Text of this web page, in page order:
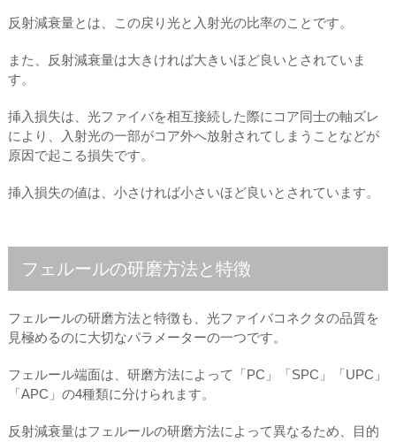
反射減衰量とは、この戻り光と入射光の比率のことです。
また、反射減衰量は大きければ大きいほど良いとされていま
す。
挿入損失は、光ファイバを相互接続した際にコア同士の軸ズレ
により、入射光の一部がコア外へ放射されてしまうことなどが
原因で起こる損失です。
挿入損失の値は、小さければ小さいほど良いとされています。
フェルールの研磨方法と特徴
フェルールの研磨方法と特徴も、光ファイバコネクタの品質を
見極めるのに大切なパラメーターの一つです。
フェルール端面は、研磨方法によって「PC」「SPC」「UPC」
「APC」の4種類に分けられます。
反射減衰量はフェルールの研磨方法によって異なるため、目的